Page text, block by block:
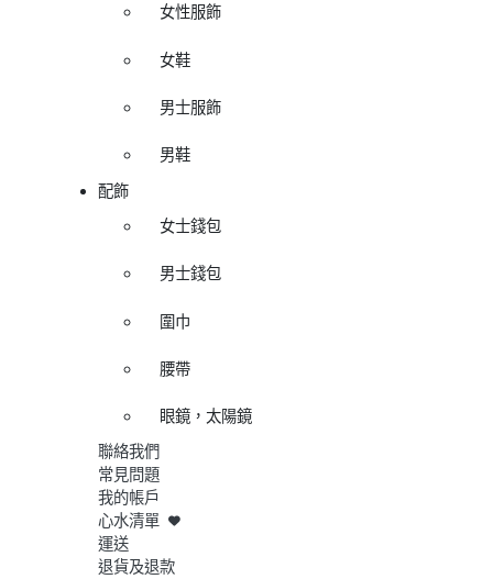
女性服飾
女鞋
男士服飾
男鞋
配飾
女士錢包
男士錢包
圍巾
腰帶
眼鏡，太陽鏡
聯絡我們
常見問題
我的帳戶
心水清單
運送
退貨及退款